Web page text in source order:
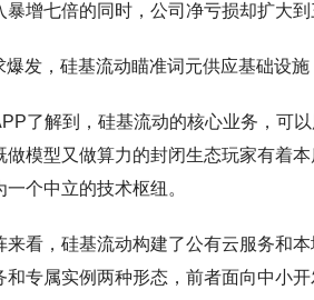
暴增七倍的同时，公司净亏损却扩大
爆发，硅基流动瞄准词元供应基础设施
了解到，硅基流动的核心业务，可
做模型又做算力的封闭生态玩家有着
一个中立的技术枢纽。
来看，硅基流动构建了公有云服务和
和专属实例两种形态，前者面向中小